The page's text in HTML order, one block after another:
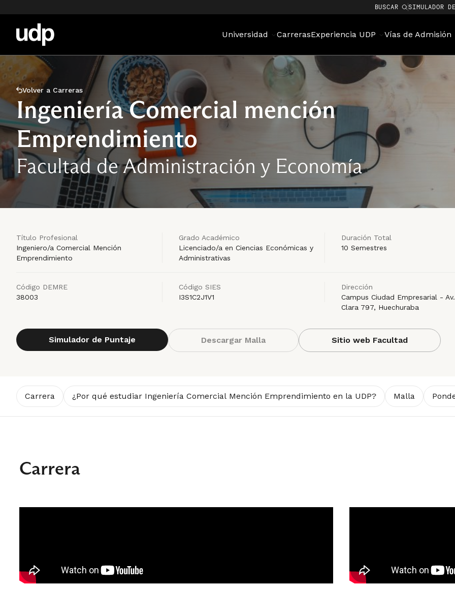
BUSCAR SIMULADOR
Universidad CarrerasExperiencia UDP Vías de Admisión
Volver a Carreras
Ingeniería Comercial mención
Emprendimiento
Facultad de Administración y Economía
Título Profesional
Ingeniero/a Comercial Mención
Emprendimiento
Grado Académico
Licenciado/a en Ciencias Económicas y
Administrativas
Duración Total
10 Semestres
Código DEMRE
38003
Código SIES
I3S1C2J1V1
Dirección
Campus Ciudad Empresarial -
Clara 797, Huechuraba
Simulador de Puntaje Descargar Malla Sitio web Facultad
Carrera ¿Por qué estudiar Ingeniería Comercial Mención Emprendimiento en la UDP? Malla
Carrera